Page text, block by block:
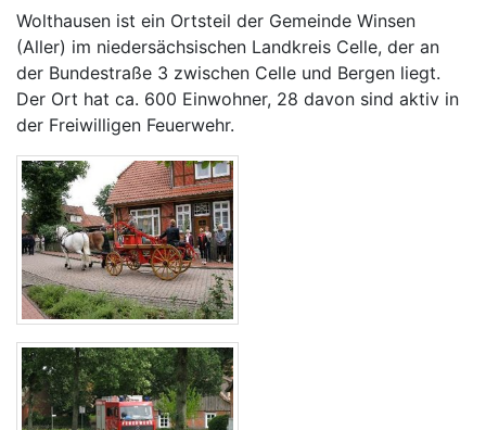
Wolthausen ist ein Ortsteil der Gemeinde Winsen
(Aller) im niedersächsischen Landkreis Celle, der an
der Bundestraße 3 zwischen Celle und Bergen liegt.
Der Ort hat ca. 600 Einwohner, 28 davon sind aktiv in
der Freiwilligen Feuerwehr.